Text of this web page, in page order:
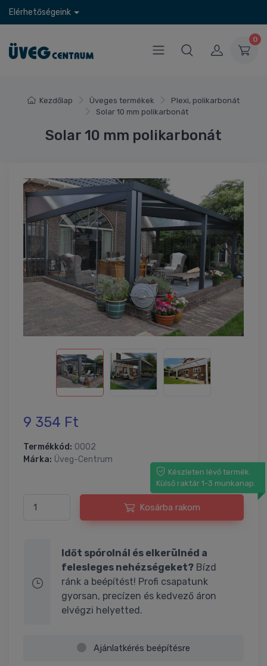
Elérhetőségeink
0
Kezdőlap Üveges termékek
Plexi, polikarbonát
Solar 10 mm polikarbonát
Solar 10 mm polikarbonát
9 354 Ft
Termékkód: 0002
Márka: Üveg-Centrum
Készleten lévő termék.
Külső raktár 1-3 munkanap.
Kosárba rakom
Időt spórolnál és elkerülnéd a
felesleges nehézségeket? Bízd
ránk a beépítést! Profi csapatunk
gyorsan, precízen és kedvező áron
elvégzi helyetted.
Ajánlatkérés beépítésre